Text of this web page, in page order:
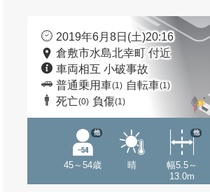
2019年6月8日(土)20:16
倉敷市水島北幸町 付近
車両相互 小破事故
普通乗用車(1) 自転車(1)
死亡(0) 負傷(1)
45～54歳
他
晴
幅5.5～
13.0m
他